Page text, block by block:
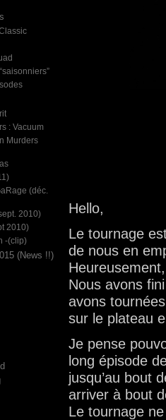
Hello,
Le tournage
de nous en
Nous avons
avons
sur le plateau
Je pense
long épisode
jusqu’au bout
arriver à bout
Le tournage
: Vacuum
Murders
(déc.
2010)
2010)
-(clip)
(News !!)